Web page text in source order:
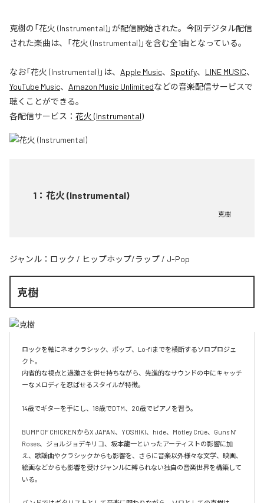
克樹の「花火 (Instrumental)」が配信開始された。今回デジタル配信
された楽曲は、「花火 (Instrumental)」を含む全1曲となっている。
なお「花火 (Instrumental)」は、 Apple Music、 Spotify、 LINE MUSIC、
YouTube Music、 Amazon Music Unlimitedなどの音楽配信サービスで
聴くことができる。
各配信サービス： 花火 (Instrumental)
1 ： 花火 (Instrumental)
克樹
ジャンル： ロック / ヒップホップ/ラップ / J-Pop
克樹
ロックを軸にネオクラシック、ポップ、Lo-fiまでを横断するソロプロジェ
クト。
内省的な視点と過激さを併せ持ちながら、先進的なサウンドの中にキャッチ
ーなメロディを忍ばせるスタイルが特徴。
14歳でギターを手にし、18歳でDTM、20歳でピアノを習う。
BUMP OF CHICKENからX JAPAN、YOSHIKI、hide、Mötley Crüe、Guns N’
Roses、ジョルジョデキリコ、坂本龍一といったアーティストの影響に加
え、歌謡曲やクラシックからも影響を、さらに音楽以外様々な文学、映画、
絵画などからも影響を受けジャンルに縛られない独自の音楽世界を構築して
いる。